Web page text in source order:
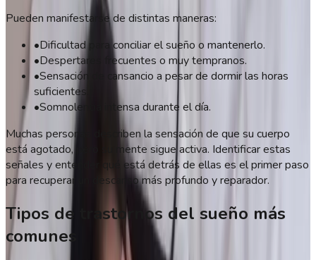
Pueden manifestarse de distintas maneras:
•Dificultad para conciliar el sueño o mantenerlo.
•Despertares frecuentes o muy tempranos.
•Sensación de cansancio a pesar de dormir las horas
suficientes.
•Somnolencia intensa durante el día.
Muchas personas describen la sensación de que su cuerpo
está agotado, pero su mente sigue activa. Identificar estas
señales y entender qué está detrás de ellas es el primer paso
para recuperar un descanso más profundo y reparador.
Tipos de trastornos del sueño más
comunes